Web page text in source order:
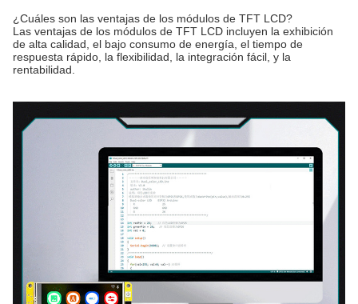
¿Cuáles son las ventajas de los módulos de TFT LCD?
Las ventajas de los módulos de TFT LCD incluyen la exhibición
de alta calidad, el bajo consumo de energía, el tiempo de
respuesta rápido, la flexibilidad, la integración fácil, y la
rentabilidad.